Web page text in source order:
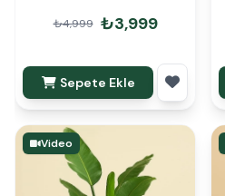
110 cm
₺4,999 ₺3,999
Sepete Ekle
Video